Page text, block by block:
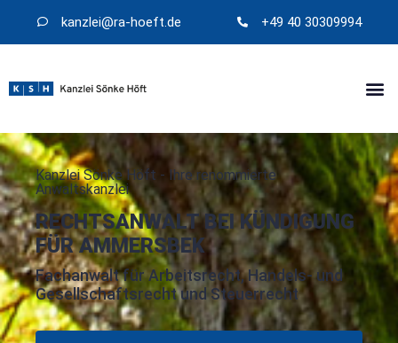
kanzlei@​ra-hoeft.de +49 40 30309994
Kanzlei Sönke Höft - Ihre renommierte
Anwaltskanzlei
RECHTSANWALT BEI KÜNDIGUNG
FÜR AMMERSBEK
Fachanwalt für Arbeitsrecht, Handels- und
Gesellschaftsrecht und Steuerrecht